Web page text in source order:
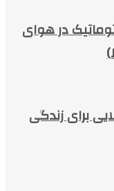
در هوای
برای زندگی